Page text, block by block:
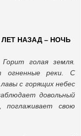
НАЗАД – НОЧЬ
голая земля.
огненные реки. С
с горящих небес
довольный
поглаживает свою